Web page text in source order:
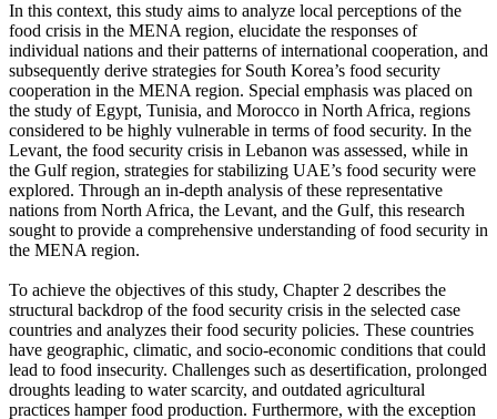
In this context, this study aims to analyze local perceptions of the
food crisis in the MENA region, elucidate the responses of
individual nations and their patterns of international cooperation, and
subsequently derive strategies for South Korea’s food security
cooperation in the MENA region. Special emphasis was placed on
the study of Egypt, Tunisia, and Morocco in North Africa, regions
considered to be highly vulnerable in terms of food security. In the
Levant, the food security crisis in Lebanon was assessed, while in
the Gulf region, strategies for stabilizing UAE’s food security were
explored. Through an in-depth analysis of these representative
nations from North Africa, the Levant, and the Gulf, this research
sought to provide a comprehensive understanding of food security in
the MENA region.
To achieve the objectives of this study, Chapter 2 describes the
structural backdrop of the food security crisis in the selected case
countries and analyzes their food security policies. These countries
have geographic, climatic, and socio-economic conditions that could
lead to food insecurity. Challenges such as desertification, prolonged
droughts leading to water scarcity, and outdated agricultural
practices hamper food production. Furthermore, with the exception